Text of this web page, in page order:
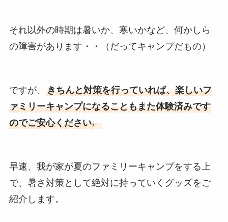
それ以外の時期は暑いか、寒いかなど、何かしら
の障害があります・・（だってキャンプだもの）
ですが、 きちんと対策を行っていれば、楽しいフ
ァミリーキャンプになることもまた体験済みです
のでご安心ください♩
早速、我が家が夏のファミリーキャンプをする上
で、暑さ対策として絶対に持っていくグッズをご
紹介します。